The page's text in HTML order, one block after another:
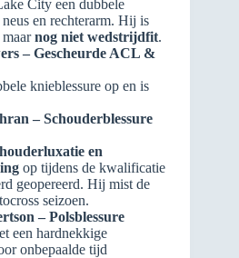
City een dubbele
en rechterarm. Hij is
nog niet wedstrijdfit.
– Gescheurde ACL &
knieblessure op en is
– Schouderblessure
en
op tijdens de kwalificatie
geopereerd. Hij mist de
seizoen.
– Polsblessure
een hardnekkige
onbepaalde tijd